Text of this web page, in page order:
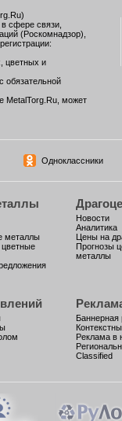
сфере связи,
(Роскомнадзор),
цветных и
обязательной
MetalTorg.Ru, может
Одноклассники
металлы
цветные
Новости
Аналитика
Цены на
Прогнозы
металлы
Баннерная
Реклама в
Classified